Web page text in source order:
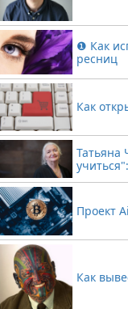
❶ Как
ресниц
Как
Татьяна
Проект
Как